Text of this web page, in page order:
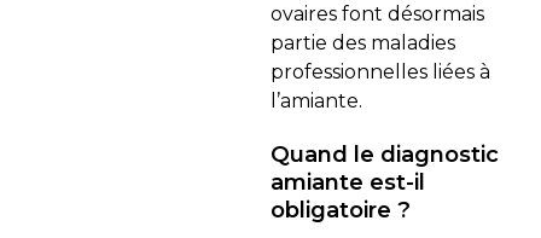
ovaires font désormais
partie des maladies
professionnelles liées à
l’amiante.
Quand le diagnostic
amiante est-il
obligatoire ?